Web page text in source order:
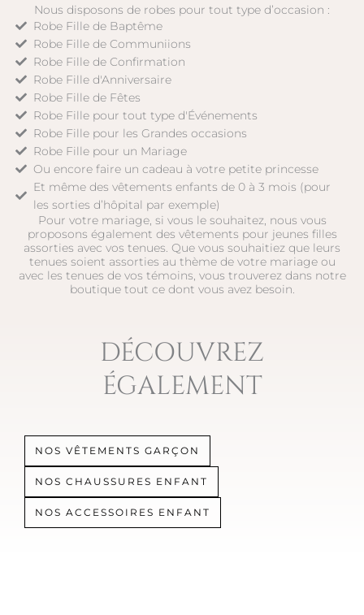
Nous disposons de robes pour tout type d’occasion :
Robe Fille de Baptême
Robe Fille de Communiions
Robe Fille de Confirmation
Robe Fille d'Anniversaire
Robe Fille de Fêtes
Robe Fille pour tout type d'Événements
Robe Fille pour les Grandes occasions
Robe Fille pour un Mariage
Ou encore faire un cadeau à votre petite princesse
Et même des vêtements enfants de 0 à 3 mois (pour
les sorties d’hôpital par exemple)
Pour votre mariage, si vous le souhaitez, nous vous
proposons également des vêtements pour jeunes filles
assorties avec vos tenues. Que vous souhaitiez que leurs
tenues soient assorties au thème de votre mariage ou
avec les tenues de vos témoins, vous trouverez dans notre
boutique tout ce dont vous avez besoin.
DÉCOUVREZ
ÉGALEMENT
NOS VÊTEMENTS GARÇON
NOS CHAUSSURES ENFANT
NOS ACCESSOIRES ENFANT